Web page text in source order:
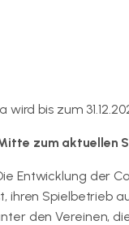
bis zum
zum aktuellen
Entwicklung der
ihren Spielbetrieb
den Vereinen,